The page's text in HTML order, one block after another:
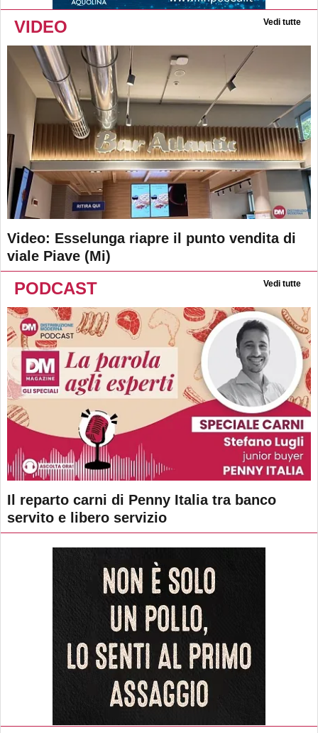
VIDEO Vedi tutte
Video: Esselunga riapre il punto vendita di
viale Piave (Mi)
PODCAST Vedi tutte
Il reparto carni di Penny Italia tra banco
servito e libero servizio